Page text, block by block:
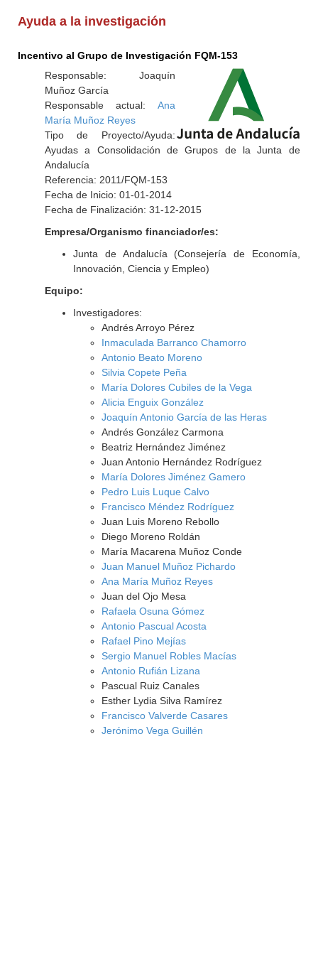
Ayuda a la investigación
Incentivo al Grupo de Investigación FQM-153
Responsable: Joaquín
Muñoz García
Responsable actual: Ana
María Muñoz Reyes
Tipo de Proyecto/Ayuda:
Ayudas a Consolidación de Grupos de la Junta de
Andalucía
Referencia: 2011/FQM-153
Fecha de Inicio: 01-01-2014
Fecha de Finalización: 31-12-2015
Empresa/Organismo financiador/es:
Junta de Andalucía (Consejería de Economía,
Innovación, Ciencia y Empleo)
Equipo:
Investigadores:
Andrés Arroyo Pérez
Inmaculada Barranco Chamorro
Antonio Beato Moreno
Silvia Copete Peña
María Dolores Cubiles de la Vega
Alicia Enguix González
Joaquín Antonio García de las Heras
Andrés González Carmona
Beatriz Hernández Jiménez
Juan Antonio Hernández Rodríguez
María Dolores Jiménez Gamero
Pedro Luis Luque Calvo
Francisco Méndez Rodríguez
Juan Luis Moreno Rebollo
Diego Moreno Roldán
María Macarena Muñoz Conde
Juan Manuel Muñoz Pichardo
Ana María Muñoz Reyes
Juan del Ojo Mesa
Rafaela Osuna Gómez
Antonio Pascual Acosta
Rafael Pino Mejías
Sergio Manuel Robles Macías
Antonio Rufián Lizana
Pascual Ruiz Canales
Esther Lydia Silva Ramírez
Francisco Valverde Casares
Jerónimo Vega Guillén